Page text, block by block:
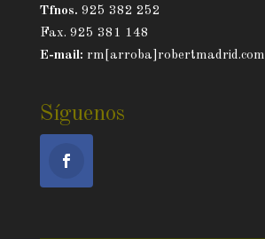
Tfnos. 925 382 252
Fax. 925 381 148
E-mail: rm[arroba]robertmadrid.com
Síguenos